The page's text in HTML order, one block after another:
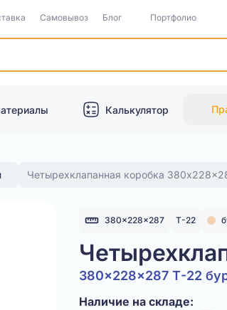
Самовывоз Блог Портфолио
Калькулятор
Четырехклапанная коробка
380x228x287 Т-22
380x228x287 Т-22
Наличие на складе: